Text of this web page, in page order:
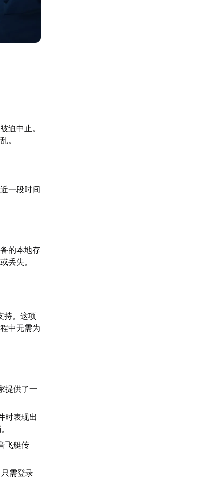
迫中止。
。
一段时间
的本地存
丢失。
持。这项
中无需为
提供了一
时表现出
飞艇传
需登录